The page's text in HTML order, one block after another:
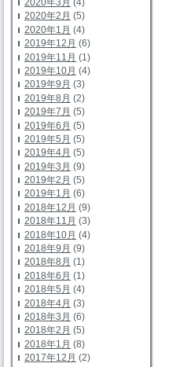
2020年3月 (4)
2020年2月 (5)
2020年1月 (4)
2019年12月 (6)
2019年11月 (1)
2019年10月 (4)
2019年9月 (3)
2019年8月 (2)
2019年7月 (5)
2019年6月 (5)
2019年5月 (5)
2019年4月 (5)
2019年3月 (9)
2019年2月 (5)
2019年1月 (6)
2018年12月 (9)
2018年11月 (3)
2018年10月 (4)
2018年9月 (9)
2018年8月 (1)
2018年6月 (1)
2018年5月 (4)
2018年4月 (3)
2018年3月 (6)
2018年2月 (5)
2018年1月 (8)
2017年12月 (2)